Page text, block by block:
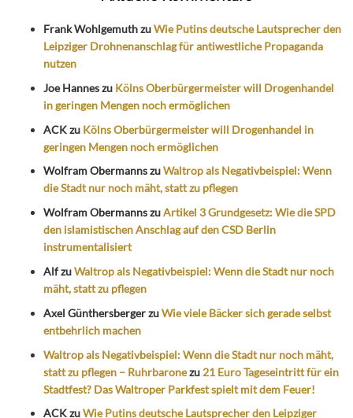
Frank WohlgemuthzuWie Putins deutsche Lautsprecher den
Leipziger Drohnenanschlag für antiwestliche Propaganda
nutzen
Joe Hanneszu Kölns Oberbürgermeister will Drogenhandel
in geringen Mengen noch ermöglichen
ACKzu Kölns Oberbürgermeister will Drogenhandel in
geringen Mengen noch ermöglichen
Wolfram ObermannszuWaltrop als Negativbeispiel: Wenn
die Stadt nur noch mäht, statt zu pflegen
Wolfram ObermannszuArtikel 3 Grundgesetz: Wie die SPD
den islamistischen Anschlag auf den CSD Berlin
instrumentalisiert
AlfzuWaltrop als Negativbeispiel: Wenn die Stadt nur noch
mäht, statt zu pflegen
Axel GünthersbergerzuWie viele Bäcker sich gerade selbst
entbehrlich machen
Waltrop als Negativbeispiel: Wenn die Stadt nur noch mäht,
statt zu pflegen – Ruhrbaronezu 21 Euro Tageseintritt für ein
Stadtfest? Das Waltroper Parkfest spielt mit dem Feuer!
ACKzuWie Putins deutsche Lautsprecher den Leipziger